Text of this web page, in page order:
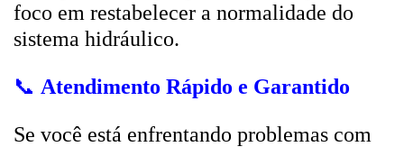
foco em restabelecer a normalidade do
sistema hidráulico.
📞 Atendimento Rápido e Garantido
Se você está enfrentando problemas com